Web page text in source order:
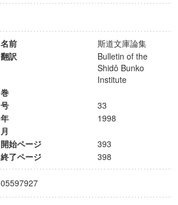
名前
斯道文庫論集
翻訳
Bulletin of the
Shidô Bunko
Institute
巻
号
33
年
1998
月
開始ページ
393
終了ページ
398
05597927